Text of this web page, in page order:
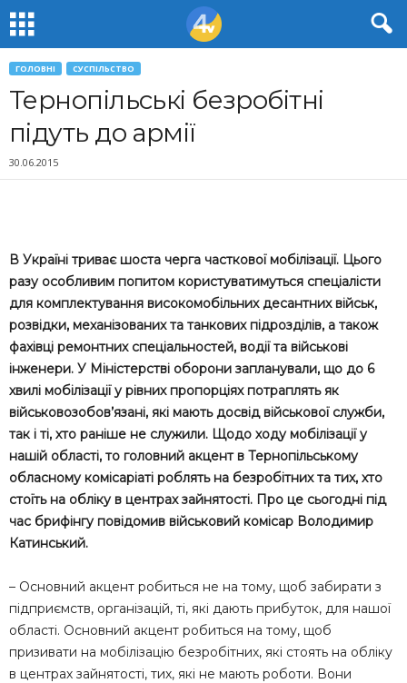
ГОЛОВНІ СУСПІЛЬСТВО
Тернопільські безробітні
підуть до армії
30.06.2015
В Україні триває шоста черга часткової мобілізації. Цього
разу особливим попитом користуватимуться спеціалісти
для комплектування високомобільних десантних військ,
розвідки, механізованих та танкових підрозділів, а також
фахівці ремонтних спеціальностей, водії та військові
інженери. У Міністерстві оборони запланували, що до 6
хвилі мобілізації у рівних пропорціях потраплять як
військовозобов’язані, які мають досвід військової служби,
так і ті, хто раніше не служили. Щодо ходу мобілізації у
нашій області, то головний акцент в Тернопільському
обласному комісаріаті роблять на безробітних та тих, хто
стоїть на обліку в центрах зайнятості. Про це сьогодні під
час брифінгу повідомив військовий комісар Володимир
Катинський.
– Основний акцент робиться не на тому, щоб забирати з
підприємств, організацій, ті, які дають прибуток, для нашої
області. Основний акцент робиться на тому, щоб
призивати на мобілізацію безробітних, які стоять на обліку
в центрах зайнятості, тих, які не мають роботи. Вони